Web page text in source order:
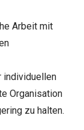
Arbeit mit
individuellen
Organisation
zu halten.